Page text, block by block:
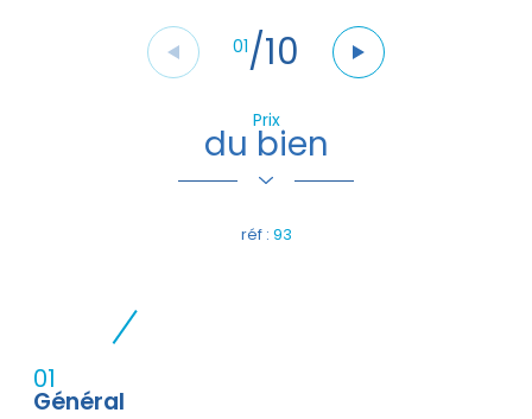
01/10
Prix
du bien
réf : 93
01
Général